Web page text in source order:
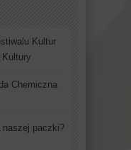
Kultur
Chemiczna
naszej paczki?